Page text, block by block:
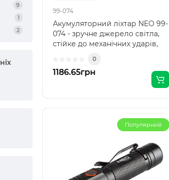
9
1
2
99-074
Акумуляторний ліхтар NEO 99-
074 - зручне джерело світла,
стійке до механічних ударів,
0
1186.65грн
Популярний